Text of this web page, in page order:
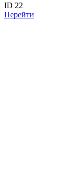
ID 22
Перейти